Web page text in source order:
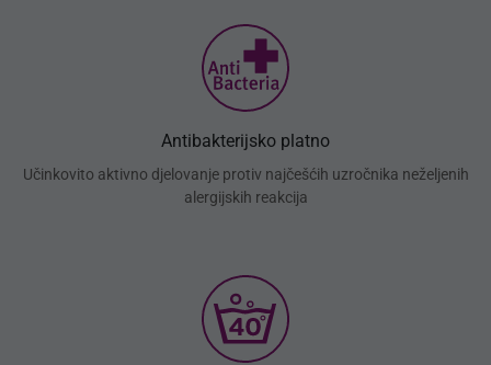
Antibakterijsko platno
Učinkovito aktivno djelovanje protiv najčešćih uzročnika neželjenih
alergijskih reakcija